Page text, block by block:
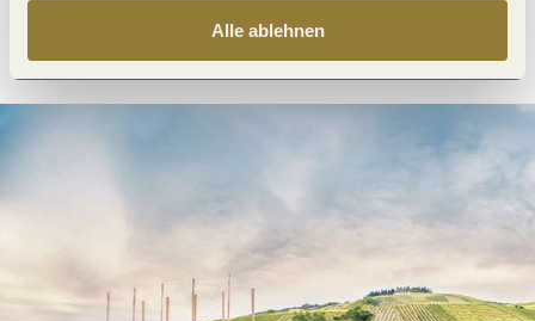
Alle ablehnen
Anreise planen